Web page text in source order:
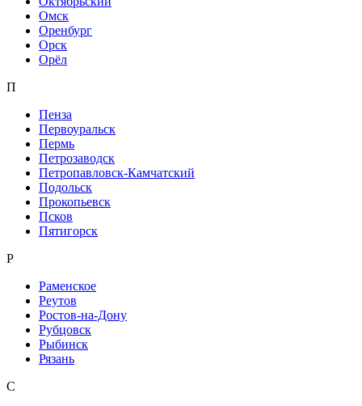
Омск
Оренбург
Орск
Орёл
П
Пенза
Первоуральск
Пермь
Петрозаводск
Петропавловск-Камчатский
Подольск
Прокопьевск
Псков
Пятигорск
Р
Раменское
Реутов
Ростов-на-Дону
Рубцовск
Рыбинск
Рязань
С